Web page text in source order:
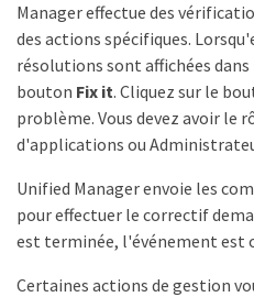
Manager effectue des
des actions spécifiques.
résolutions sont affichées
bouton Fix it. Cliquez sur le
problème. Vous devez avoir le
d'applications ou
Unified Manager envoie les
pour effectuer le correctif
est terminée, l'événement est
Certaines actions de gestion